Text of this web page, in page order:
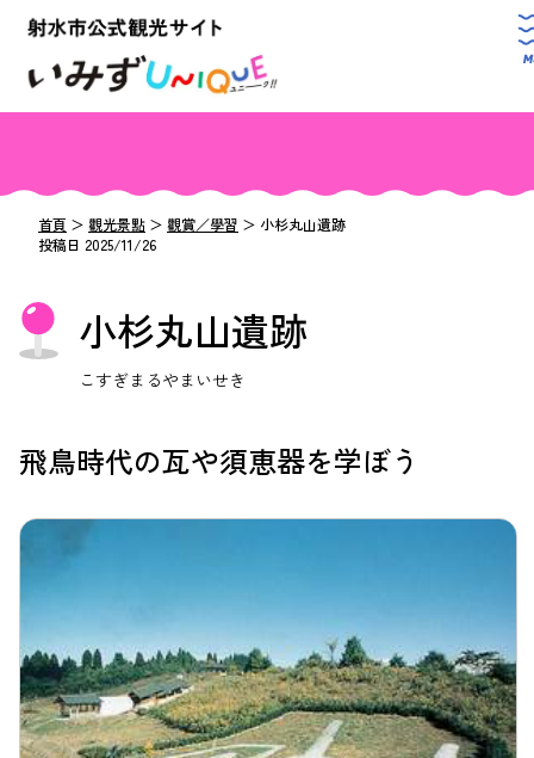
首頁 ＞ 觀光景點 ＞ 觀賞／學習 ＞ 小杉丸山遺跡
投稿日 2025/11/26
小杉丸山遺跡
こすぎまるやまいせき
飛鳥時代の瓦や須恵器を学ぼう